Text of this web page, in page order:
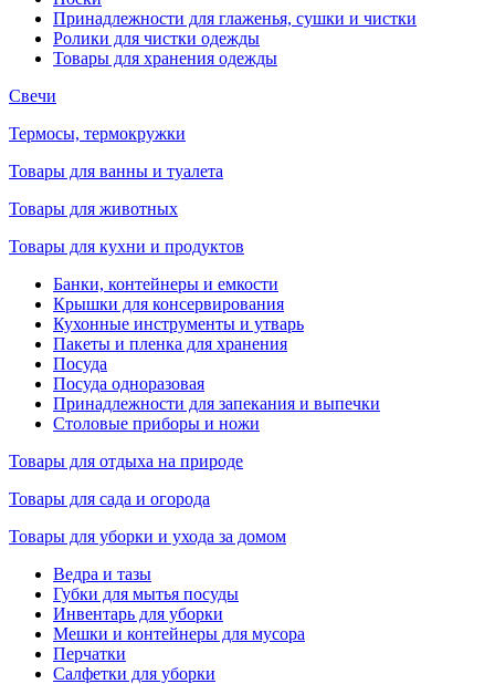
Принадлежности для глаженья, сушки и чистки
Ролики для чистки одежды
Товары для хранения одежды
Свечи
Термосы, термокружки
Товары для ванны и туалета
Товары для животных
Товары для кухни и продуктов
Банки, контейнеры и емкости
Крышки для консервирования
Кухонные инструменты и утварь
Пакеты и пленка для хранения
Посуда
Посуда одноразовая
Принадлежности для запекания и выпечки
Столовые приборы и ножи
Товары для отдыха на природе
Товары для сада и огорода
Товары для уборки и ухода за домом
Ведра и тазы
Губки для мытья посуды
Инвентарь для уборки
Мешки и контейнеры для мусора
Перчатки
Салфетки для уборки